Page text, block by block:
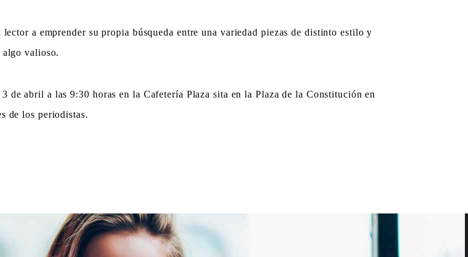
a emprender su propia búsqueda entre una variedad piezas de distinto estilo y
algo valioso.
de abril a las 9:30 horas en la Cafetería Plaza sita en la Plaza de la Constitución en
de los periodistas.